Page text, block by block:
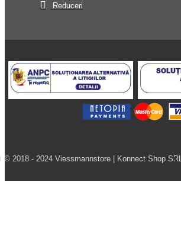
Reduceri
© 2018 - 2024 Viessmannstore | Konnect Shop SRL